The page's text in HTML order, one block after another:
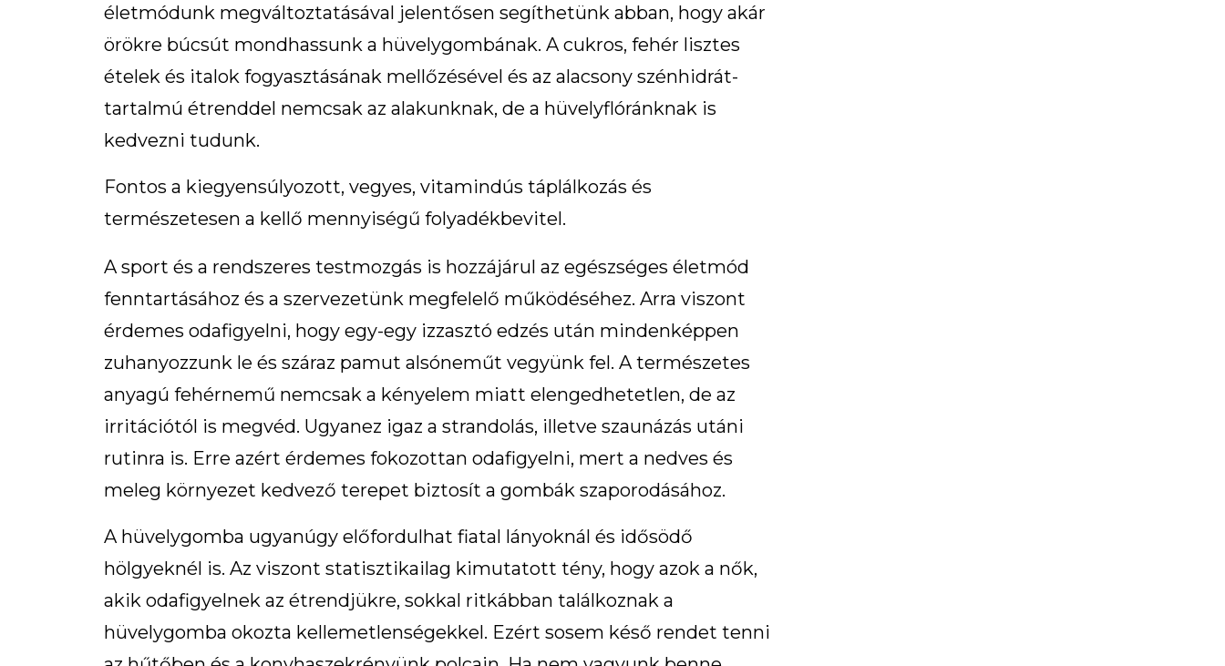
életmódunk megváltoztatásával jelentősen segíthetünk abban, hogy akár
örökre búcsút mondhassunk a hüvelygombának. A cukros, fehér lisztes
ételek és italok fogyasztásának mellőzésével és az alacsony szénhidrát-
tartalmú étrenddel nemcsak az alakunknak, de a hüvelyflóránknak is
kedvezni tudunk.
Fontos a kiegyensúlyozott, vegyes, vitamindús táplálkozás és
természetesen a kellő mennyiségű folyadékbevitel.
A sport és a rendszeres testmozgás is hozzájárul az egészséges életmód
fenntartásához és a szervezetünk megfelelő működéséhez. Arra viszont
érdemes odafigyelni, hogy egy-egy izzasztó edzés után mindenképpen
zuhanyozzunk le és száraz pamut alsóneműt vegyünk fel. A természetes
anyagú fehérnemű nemcsak a kényelem miatt elengedhetetlen, de az
irritációtól is megvéd. Ugyanez igaz a strandolás, illetve szaunázás utáni
rutinra is. Erre azért érdemes fokozottan odafigyelni, mert a nedves és
meleg környezet kedvező terepet biztosít a gombák szaporodásához.
A hüvelygomba ugyanúgy előfordulhat fiatal lányoknál és idősödő
hölgyeknél is. Az viszont statisztikailag kimutatott tény, hogy azok a nők,
akik odafigyelnek az étrendjükre, sokkal ritkábban találkoznak a
hüvelygomba okozta kellemetlenségekkel. Ezért sosem késő rendet tenni